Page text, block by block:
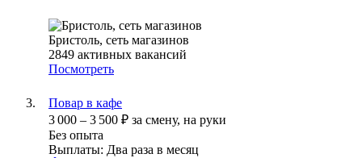
Бристоль, сеть магазинов
2849 активных вакансий
Посмотреть
Повар в кафе
3 000 – 3 500 ₽ за смену, на руки
Без опыта
Выплаты: Два раза в месяц